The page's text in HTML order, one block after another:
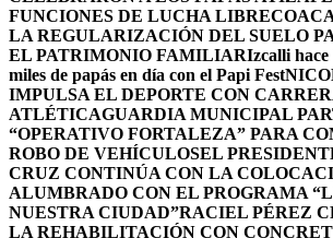
FUNCIONES DE LUCHA LIBRE
LA REGULARIZACIÓN DEL SUELO
EL PATRIMONIO FAMILIARIzcalli
miles de papás en día con el Papi Fest
IMPULSA EL DEPORTE CON
ATLÉTICAGUARDIA MUNICIPAL
“OPERATIVO FORTALEZA” PARA
ROBO DE VEHÍCULOSEL
CRUZ CONTINÚA CON LA
ALUMBRADO CON EL PROGRAMA
NUESTRA CIUDAD”RACIEL PÉREZ
LA REHABILITACIÓN CON